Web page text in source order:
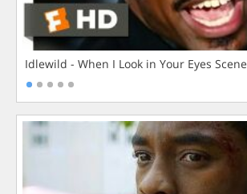
Idlewild - When I Look in Your Eyes Scene